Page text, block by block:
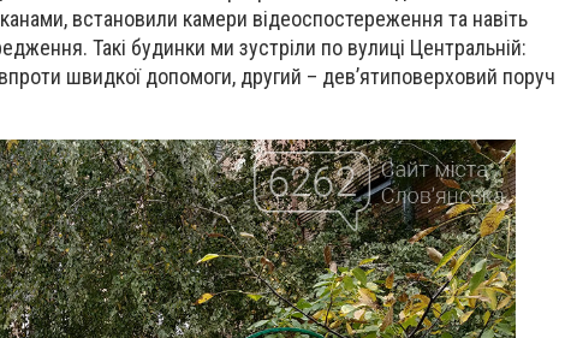
встановили камери відеоспостереження та навіть
Такі будинки ми зустріли по вулиці Центральній:
швидкої допомоги, другий – дев’ятиповерховий поруч